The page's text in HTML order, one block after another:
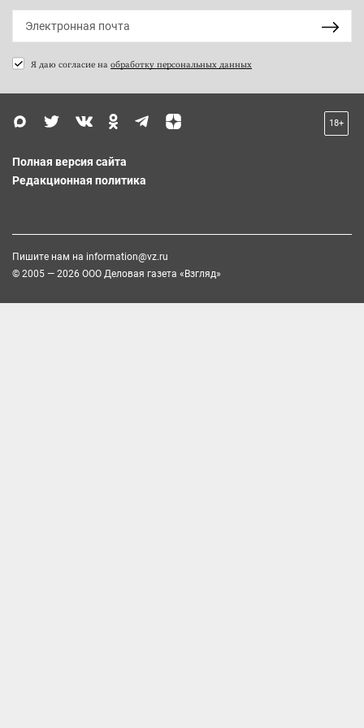
Я даю согласие на обработку персональных данных
18+
Полная версия сайта
Редакционная политика
Пишите нам на information@vz.ru
© 2005 — 2026 ООО Деловая газета «Взгляд»